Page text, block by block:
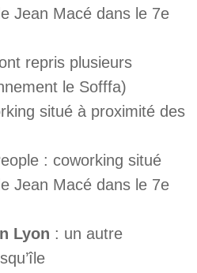
Jean Macé dans le 7e
repris plusieurs
le Sofffa)
situé à proximité des
: coworking situé
Jean Macé dans le 7e
Lyon : un autre